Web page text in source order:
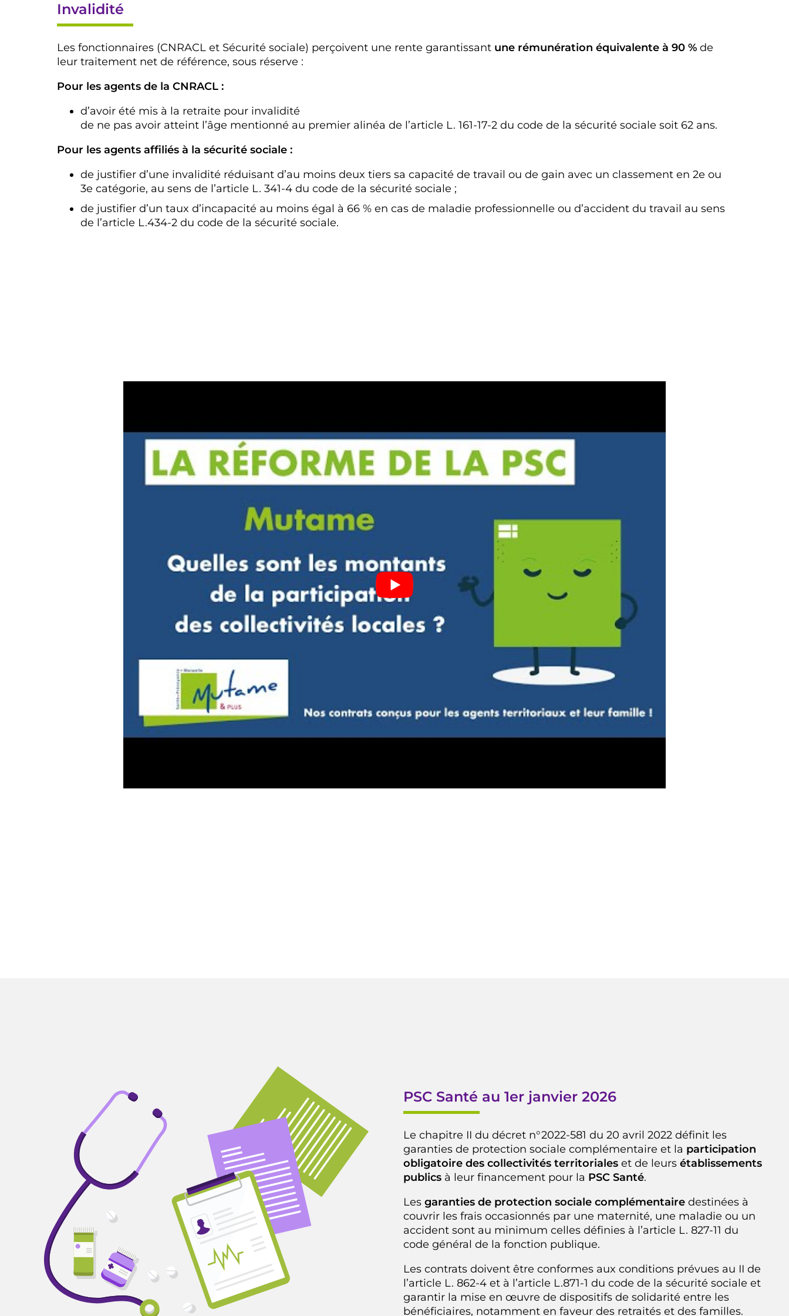
Invalidité
Les fonctionnaires (CNRACL et Sécurité sociale) perçoivent une rente garantissant une rémunération équivalente à 90 % de
leur traitement net de référence, sous réserve :
Pour les agents de la CNRACL :
d’avoir été mis à la retraite pour invalidité
de ne pas avoir atteint l’âge mentionné au premier alinéa de l’article L. 161-17-2 du code de la sécurité sociale soit 62 ans.
Pour les agents affiliés à la sécurité sociale :
de justifier d’une invalidité réduisant d’au moins deux tiers sa capacité de travail ou de gain avec un classement en 2e ou
3e catégorie, au sens de l’article L. 341-4 du code de la sécurité sociale ;
de justifier d’un taux d’incapacité au moins égal à 66 % en cas de maladie professionnelle ou d’accident du travail au sens
de l’article L.434-2 du code de la sécurité sociale.
PSC Santé au 1er janvier 2026
Le chapitre II du décret n°2022-581 du 20 avril 2022 définit les
garanties de protection sociale complémentaire et la participation
obligatoire des collectivités territoriales et de leurs établissements
publics à leur financement pour la PSC Santé.
Les garanties de protection sociale complémentaire destinées à
couvrir les frais occasionnés par une maternité, une maladie ou un
accident sont au minimum celles définies à l’article L. 827-11 du
code général de la fonction publique.
Les contrats doivent être conformes aux conditions prévues au II de
l’article L. 862-4 et à l’article L.871-1 du code de la sécurité sociale et
garantir la mise en œuvre de dispositifs de solidarité entre les
bénéficiaires, notamment en faveur des retraités et des familles.